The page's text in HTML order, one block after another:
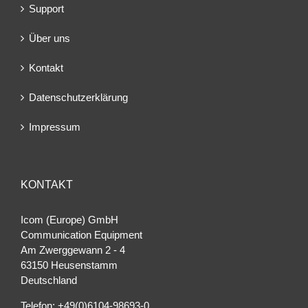
Support
Über uns
Kontakt
Datenschutzerklärung
Impressum
KONTAKT
Icom (Europe) GmbH
Communication Equipment
Am Zwerggewann 2 ‐ 4
63150 Heusenstamm
Deutschland